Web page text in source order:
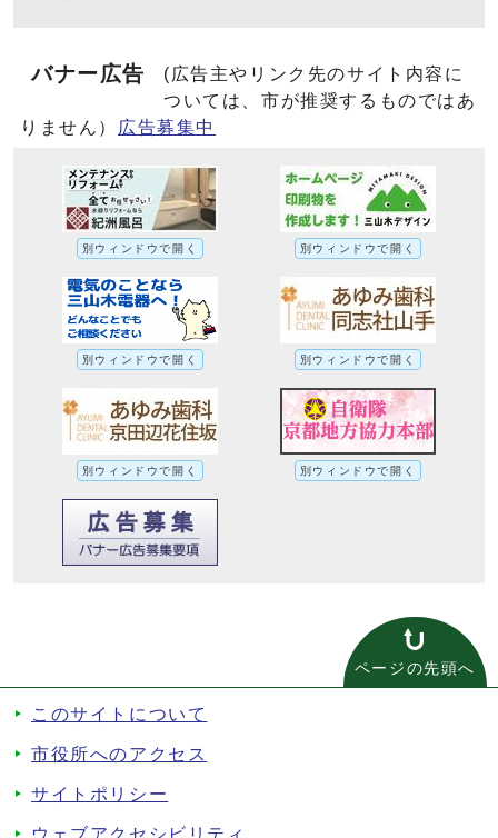
バナー広告
(広告主やリンク先のサイト内容に
ついては、市が推奨するものではあ
りません）
広告募集中
別ウィンドウで開く 別ウィンドウで開く
別ウィンドウで開く 別ウィンドウで開く
別ウィンドウで開く 別ウィンドウで開く
ページの先頭へ
このサイトについて
市役所へのアクセス
サイトポリシー
ウェブアクセシビリティ